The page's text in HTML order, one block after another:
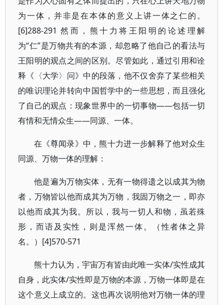
为一体，并非是在本体的意义上讲一体之仁的。
[6]288-291 然而，熊十力将王阳明的论述理解
为“仁”是万物共有的本源，却忽略了他自己的看法与
王阳明的观点之间的区别。尽管如此，通过引用和诠
释《〈大学〉问》中的段落，他不仅舍弃了某些相关
的唯识理论并转向中国哲学中的一些思想，而且强化
了自己的观点：现象世界中的一切事物——包括一切
有情和无情众生——同源、一体。
在《尊闻录》中，熊十力进一步解释了他对众生
同源、万物一体的理解：
他是遍为万物实体，无有一物得遗之以成其为物
者，万物皆以他而成其为万物，我固万物之一，即亦
以他而成其为我。所以，我与一切人和物，虽若殊
形，而语及实性，则是浑然一体。（性者体之异
名。）[4]570-571
熊十力认为，宇宙万有皆由此唯一实体/实性成其
自身，此实体/实性即是万物的本源，万物一体即是在
这个意义上成立的。这也再次说明他对万物一体的理